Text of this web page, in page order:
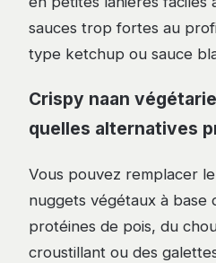
sauces trop fortes au
type ketchup ou sauce
Crispy naan
quelles alternatives
Vous pouvez remplacer
nuggets végétaux à base
protéines de pois, du
croustillant ou des